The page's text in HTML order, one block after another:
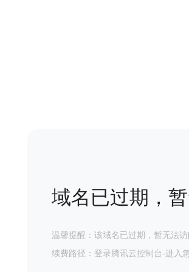
域名已过期，
温馨提醒：该域名已过期，暂无法
续费路径：登录腾讯云控制台-进入